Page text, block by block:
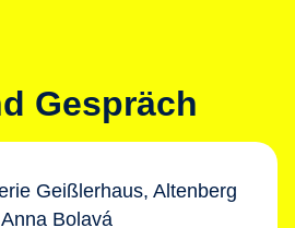
Gespräch
Geißlerhaus, Altenberg
Bolavá